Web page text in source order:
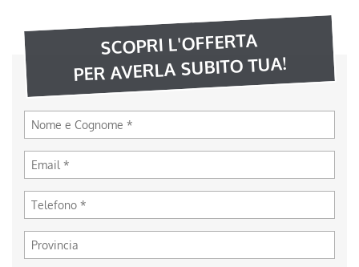
SCOPRI L'OFFERTA
PER AVERLA SUBITO TUA!